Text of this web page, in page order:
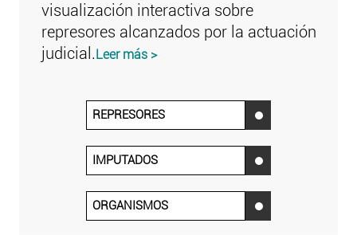
visualización interactiva sobre
represores alcanzados por la actuación
judicial. Leer más >
REPRESORES ‌
IMPUTADOS ‌
ORGANISMOS ‌